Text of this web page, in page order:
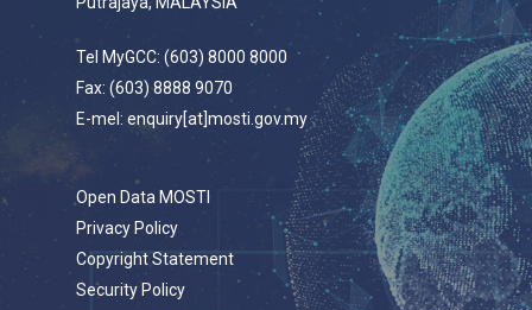
Tel MyGCC: (603) 8000 8000
Fax: (603) 8888 9070
E-mel: enquiry[at]mosti.gov.my
Open Data MOSTI
Privacy Policy
Copyright Statement
Security Policy